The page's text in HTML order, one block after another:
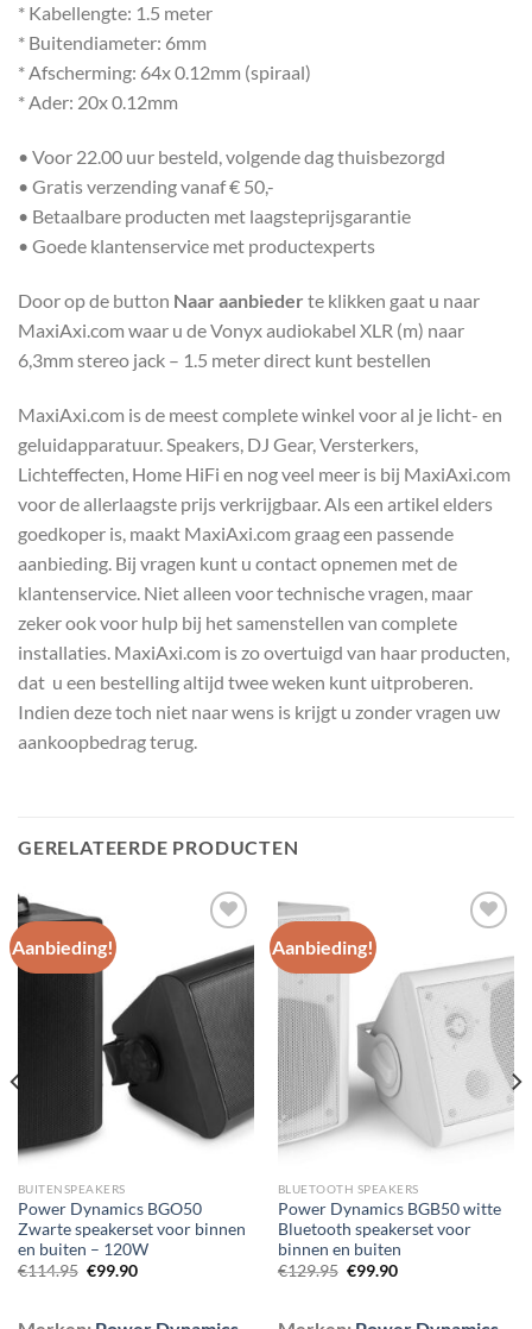
* Kabellengte: 1.5 meter
* Buitendiameter: 6mm
* Afscherming: 64x 0.12mm (spiraal)
* Ader: 20x 0.12mm
• Voor 22.00 uur besteld, volgende dag thuisbezorgd
• Gratis verzending vanaf € 50,-
• Betaalbare producten met laagsteprijsgarantie
• Goede klantenservice met productexperts
Door op de button Naar aanbieder te klikken gaat u naar
MaxiAxi.com waar u de Vonyx audiokabel XLR (m) naar
6,3mm stereo jack – 1.5 meter direct kunt bestellen
MaxiAxi.com is de meest complete winkel voor al je licht- en
geluidapparatuur. Speakers, DJ Gear, Versterkers,
Lichteffecten, Home HiFi en nog veel meer is bij MaxiAxi.com
voor de allerlaagste prijs verkrijgbaar. Als een artikel elders
goedkoper is, maakt MaxiAxi.com graag een passende
aanbieding. Bij vragen kunt u contact opnemen met de
klantenservice. Niet alleen voor technische vragen, maar
zeker ook voor hulp bij het samenstellen van complete
installaties. MaxiAxi.com is zo overtuigd van haar producten,
dat u een bestelling altijd twee weken kunt uitproberen.
Indien deze toch niet naar wens is krijgt u zonder vragen uw
aankoopbedrag terug.
GERELATEERDE PRODUCTEN
Aanbieding!
Toevoegen
aan
wenslijst
BUITENSPEAKERS
Power Dynamics BGO50
Zwarte speakerset voor binnen
en buiten – 120W
€114.95 Oorspronkelijke
€99.90Huidige
Aanbieding!
Toevoegen
wenslijst
BLUETOOTH SPEAKERS
Power Dynamics BGB50 witte
Bluetooth speakerset voor
binnen en buiten
€129.95 Oorspronkelijke
€99.90Huidige